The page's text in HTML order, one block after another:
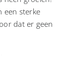
een sterke
dat er geen